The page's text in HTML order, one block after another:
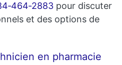
pour discuter
et des options de
en pharmacie